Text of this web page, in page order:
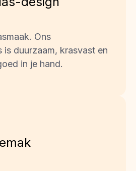
Ons
is duurzaam, krasvast en
in je hand.